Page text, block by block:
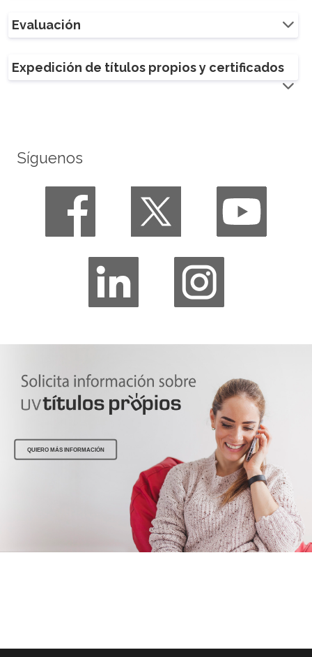
Evaluación
Expedición de títulos propios y certificados
Síguenos
QUIERO MÁS INFORMACIÓN